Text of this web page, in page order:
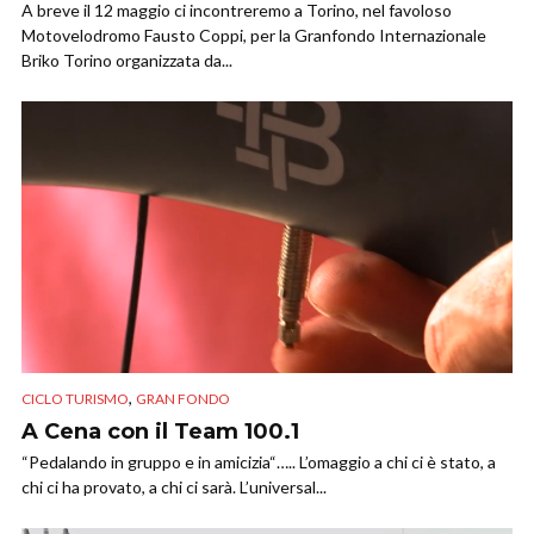
A breve il 12 maggio ci incontreremo a Torino, nel favoloso
Motovelodromo Fausto Coppi, per la Granfondo Internazionale
Briko Torino organizzata da...
CICLO TURISMO, GRAN FONDO
A Cena con il Team 100.1
“Pedalando in gruppo e in amicizia“….. L’omaggio a chi ci è stato, a
chi ci ha provato, a chi ci sarà. L’universal...